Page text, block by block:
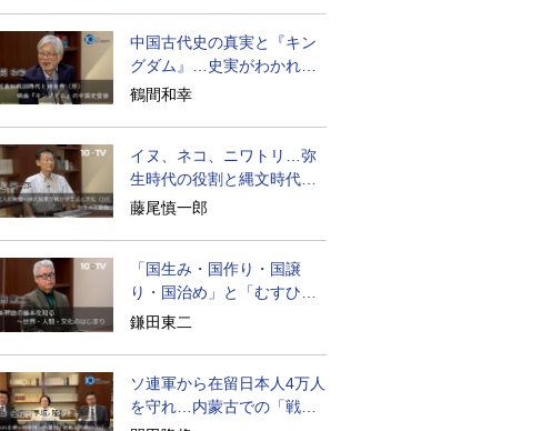
中国古代史の真実と『キン
グダム』…史実がわかれば
物語はもっと面白い
鶴間和幸
イヌ、ネコ、ニワトリ…弥
生時代の役割と縄文時代と
の違い
藤尾慎一郎
「国生み・国作り・国譲
り・国治め」と「むすひ」
の力
鎌田東二
ソ連軍から在留日本人4万人
を守れ…内蒙古での「戦